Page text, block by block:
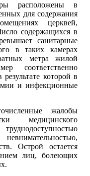
расположены в
для содержания
церквей,
содержащихся в
санитарные
в таких камерах
метра жилой
соответственно
которой в
и инфекционные
жалобы
медицинского
Острой остается
лиц, болеющих